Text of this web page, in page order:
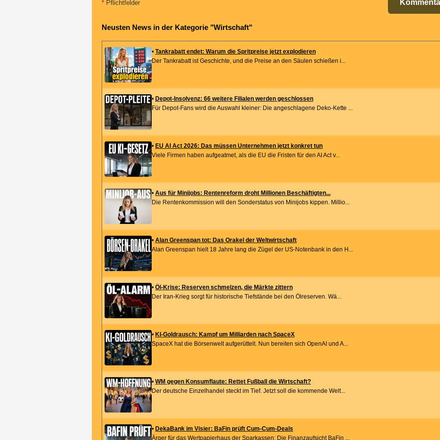
* Pflichtfelder
Neusten News in der Kategorie "Wirtschaft"
• Tankrabatt endet: Warum die Spritpreise jetzt explodieren
Der Tankrabatt ist Geschichte, und die Preise an den Säulen schießen i...
• Depot-Insolvenz: 66 weitere Filialen werden geschlossen
Für Depot-Fans wird die Auswahl kleiner: Die angeschlagene Deko-Kette ...
• EU AI Act 2026: Das müssen Unternehmen jetzt konkret tun
Viele Firmen haben aufgeatmet, als die EU die Fristen für den AI Act v...
• Aus für Minijobs: Rentenreform droht Millionen Beschäftigten...
Die Rentenkommission will den Sonderstatus von Minijobs kippen. Millio...
• Alan Greenspan tot: Das Orakel der Weltwirtschaft
Alan Greenspan hielt 18 Jahre lang die Zügel der US-Notenbank in den H...
• Öl-Krise: Reserven schmelzen, die Märkte zittern
Der Iran-Krieg sorgt für historische Tiefstände bei den Ölreserven. Wä...
• KI-Goldrausch: Kampf um Milliarden nach SpaceX
SpaceX hat die Börsenwelt aufgerüttelt. Nun bereiten sich OpenAI und A...
• WM gegen Konsumflaute: Rettet Fußball die Wirtschaft?
Der deutsche Einzelhandel steckt im Tief. Jetzt soll die kommende Welt...
• DekaBank im Visier: BaFin prüft Cum-Cum-Deals
Ärger für das Wertpapierhaus der Sparkassen: Die Finanzaufsicht BaFin ...